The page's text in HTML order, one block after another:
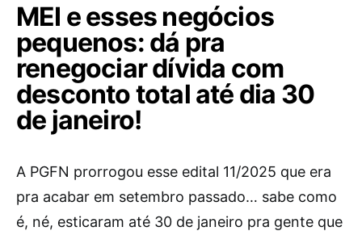
MEI e esses negócios
pequenos: dá pra
renegociar dívida com
desconto total até dia 30
de janeiro!
A PGFN prorrogou esse edital 11/2025 que era
pra acabar em setembro passado… sabe como
é, né, esticaram até 30 de janeiro pra gente que